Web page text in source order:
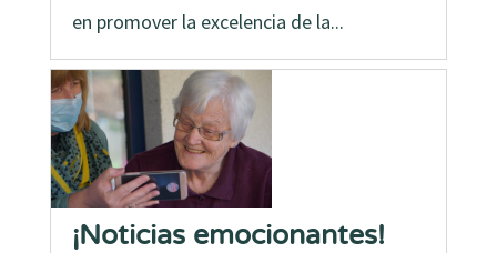
en promover la excelencia de la...
¡Noticias emocionantes!